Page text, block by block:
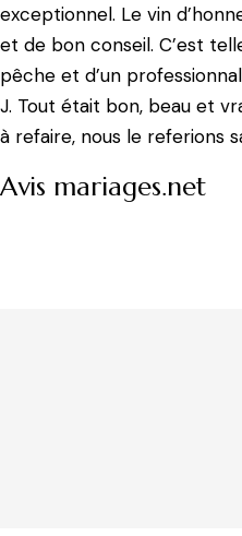
exceptionnel. Le vin
et de bon conseil. C’est
pêche et d’un
J. Tout était bon, beau et
à refaire, nous le referions
Avis mariages.net